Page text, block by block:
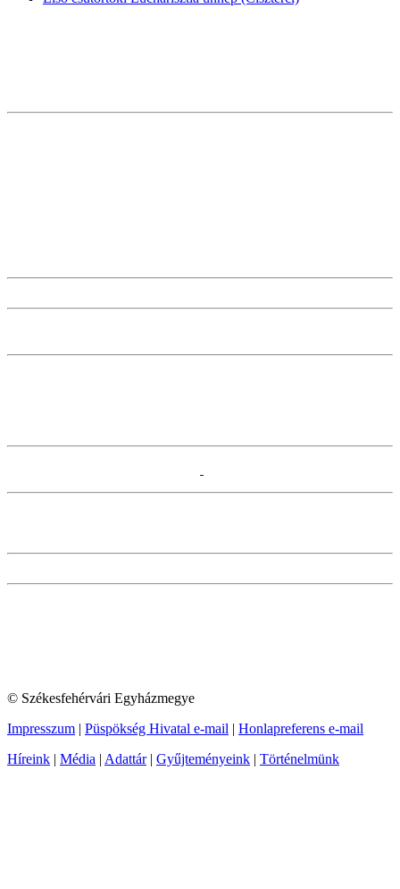
© Székesfehérvári Egyházmegye
Impresszum | Püspökség Hivatal e-mail | Honlapreferens e-mail
Híreink | Média | Adattár| Gyűjteményeink | Történelmünk